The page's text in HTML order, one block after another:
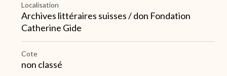
Localisation
Archives littéraires suisses / don Fondation
Catherine Gide
Cote
non classé